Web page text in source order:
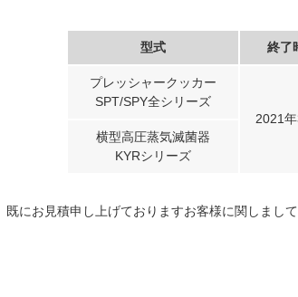
型式 終了
プレッシャークッカー
SPT/SPY全シリーズ
2021
横型高圧蒸気滅菌器
KYRシリーズ
既にお見積申し上げておりますお客様に関しまし